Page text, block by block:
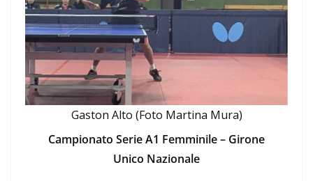
Gaston Alto (Foto Martina Mura)
Campionato Serie A1 Femminile – Girone
Unico Nazionale